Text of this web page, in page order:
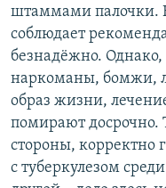
штаммами палочки.
соблюдает
безнадёжно. Однако,
наркоманы, бомжи,
образ жизни,
помирают досрочно.
стороны, корректно
с туберкулезом